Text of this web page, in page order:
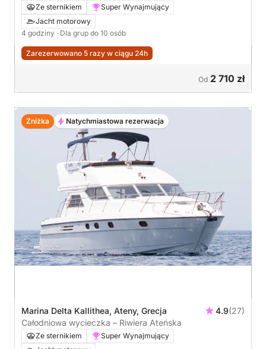
Ze sternikiem
Super Wynajmujący
Jacht motorowy
4 godziny · Dla grup do 10 osób
Zarezerwowano 5 razy w ciągu 24h
Od 2 710 zł
Marina Delta Kallithea, Ateny, Grecja 4.9(27)
Całodniowa wycieczka – Riwiera Ateńska
Ze sternikiem
Super Wynajmujący
Zniżka Natychmiastowa rezerwacja